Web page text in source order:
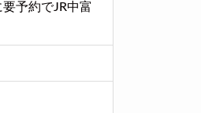
予約でJR中富